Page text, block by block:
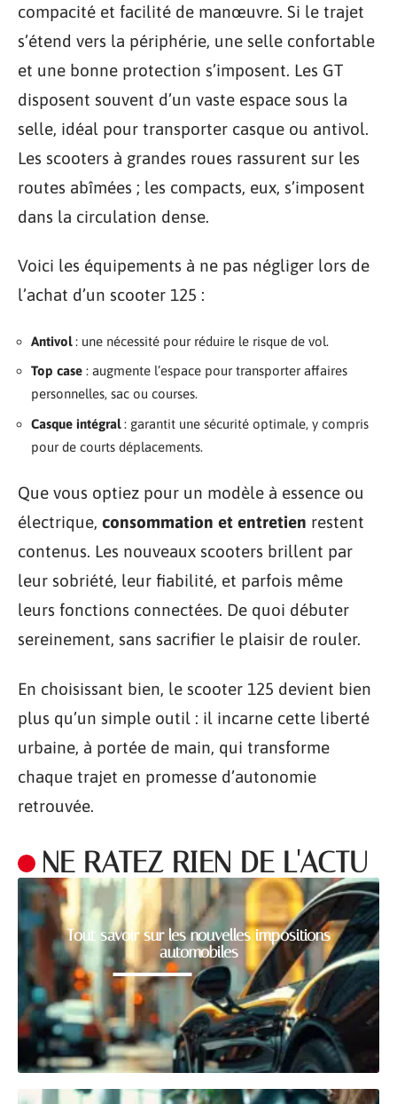
compacité et facilité de manœuvre. Si le trajet
s’étend vers la périphérie, une selle confortable
et une bonne protection s’imposent. Les GT
disposent souvent d’un vaste espace sous la
selle, idéal pour transporter casque ou antivol.
Les scooters à grandes roues rassurent sur les
routes abîmées ; les compacts, eux, s’imposent
dans la circulation dense.
Voici les équipements à ne pas négliger lors de
l’achat d’un scooter 125 :
Antivol: une nécessité pour réduire le risque de vol.
Top case : augmente l’espace pour transporter affaires
personnelles, sac ou courses.
Casque intégral: garantit une sécurité optimale, y compris
pour de courts déplacements.
Que vous optiez pour un modèle à essence ou
électrique, consommation et entretien restent
contenus. Les nouveaux scooters brillent par
leur sobriété, leur fiabilité, et parfois même
leurs fonctions connectées. De quoi débuter
sereinement, sans sacrifier le plaisir de rouler.
En choisissant bien, le scooter 125 devient bien
plus qu’un simple outil : il incarne cette liberté
urbaine, à portée de main, qui transforme
chaque trajet en promesse d’autonomie
retrouvée.
NE RATEZ RIEN DE L'ACTU
Tout savoir sur les nouvelles impositions
automobiles